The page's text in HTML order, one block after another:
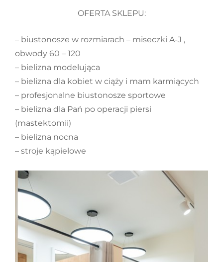
OFERTA SKLEPU:
– biustonosze w rozmiarach – miseczki A-J ,
obwody 60 – 120
– bielizna modelująca
– bielizna dla kobiet w ciąży i mam karmiących
– profesjonalne biustonosze sportowe
– bielizna dla Pań po operacji piersi
(mastektomii)
– bielizna nocna
– stroje kąpielowe